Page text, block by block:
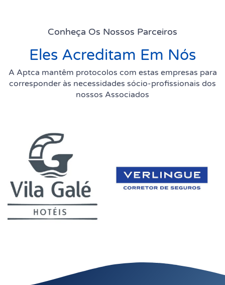
Conheça Os Nossos Parceiros
Eles Acreditam Em Nós
A Aptca mantêm protocolos com estas empresas para
corresponder às necessidades sócio-profissionais dos
nossos Associados